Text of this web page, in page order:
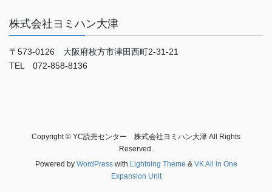
株式会社ヨミハン大津
〒573-0126 大阪府枚方市津田西町2-31-21
TEL 072-858-8136
Copyright © YC読売センター 株式会社ヨミハン大津 All Rights
Reserved.
Powered by WordPresswith Lightning Theme & VK All in One
Expansion Unit